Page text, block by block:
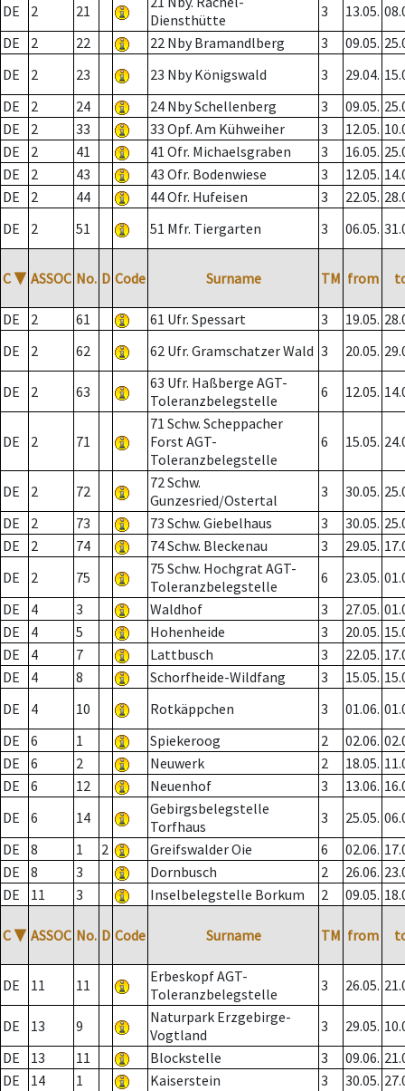
DE 2 21
Diensthütte
3 13.05.
DE
2 22 22 Nby Bramandlberg 3 09.05.
DE
2 23 23 Nby Königswald 3 29.04.
DE
2 24 24 Nby Schellenberg 3 09.05.
DE
2 33 33 Opf. Am Kühweiher 3 12.05.
DE
2 41 41 Ofr. Michaelsgraben 3 16.05.
DE
2 43 43 Ofr. Bodenwiese 3 12.05.
DE
2 44 44 Ofr. Hufeisen 3 22.05.
DE
2 51 51 Mfr. Tiergarten 3 06.05.
C ▼ ASSOC No. D Code Surname TM from
DE 2 61 61 Ufr. Spessart 3 19.05.
DE
2 62 62 Ufr. Gramschatzer Wald 3 20.05.
DE 2 63
63 Ufr. Haßberge AGT-
Toleranzbelegstelle
6 12.05.
DE 2 71
71 Schw. Scheppacher
Forst AGT-
Toleranzbelegstelle
6 15.05.
DE 2 72
72 Schw.
Gunzesried/Ostertal
3 30.05.
DE
2 73 73 Schw. Giebelhaus 3 30.05.
DE
2 74 74 Schw. Bleckenau 3 29.05.
DE
2 75
75 Schw. Hochgrat AGT-
Toleranzbelegstelle
6 23.05.
DE
4 3 Waldhof 3 27.05.
DE
4 5 Hohenheide 3 20.05.
DE
4 7 Lattbusch 3 22.05.
DE
4 8 Schorfheide-Wildfang 3 15.05.
DE
4 10 Rotkäppchen 3 01.06.
DE
6 1 Spiekeroog 2 02.06.
DE
6 2 Neuwerk 2 18.05.
DE
6 12 Neuenhof 3 13.06.
DE
6 14
Gebirgsbelegstelle
Torfhaus
3 25.05.
DE
8 1 2 Greifswalder Oie 6 02.06.
DE
8 3 Dornbusch 2 26.06.
DE
11 3 Inselbelegstelle Borkum 2 09.05.
C ▼ ASSOC No. D Code Surname TM from
DE 11 11
Erbeskopf AGT-
Toleranzbelegstelle
3 26.05.
DE 13 9
Naturpark Erzgebirge-
Vogtland
3 29.05.
DE
13 11 Blockstelle 3 09.06.
DE
14 1 Kaiserstein 3 30.05.